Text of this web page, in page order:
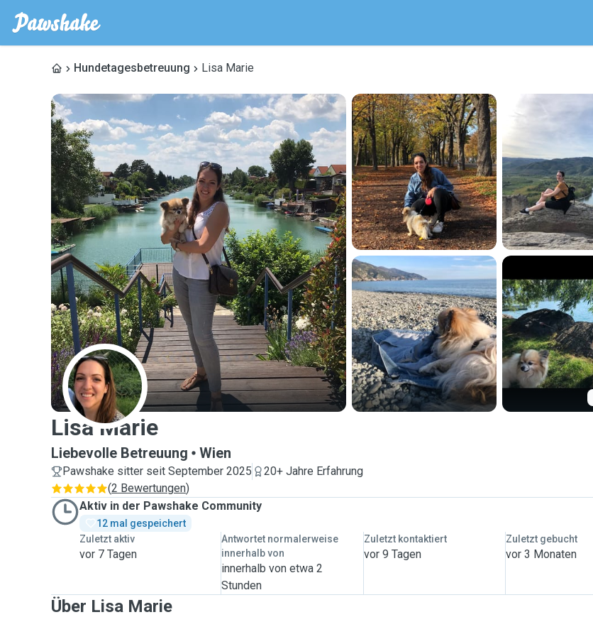
Hundetagesbetreuung Lisa Marie
L
Lisa Marie
Liebevolle Betreuung Wien
Pawshake sitter seit September 2025
20+ Jahre Erfahrung
(2 Bewertungen)
Aktiv in der Pawshake Community
12 mal gespeichert
Zuletzt aktiv
vor 7 Tagen
Antwortet normalerweise
innerhalb von
innerhalb von etwa 2
Stunden
Zuletzt kontaktiert
vor 9 Tagen
Zuletzt gebucht
vor 3 Monaten
Über Lisa Marie